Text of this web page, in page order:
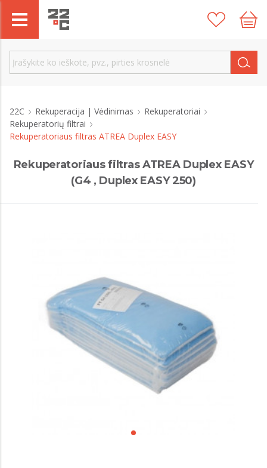
22C Rekuperacija | Vėdinimas
Rekuperatoriai
Rekuperatorių filtrai
Rekuperatoriaus filtras ATREA Duplex EASY
Rekuperatoriaus filtras ATREA Duplex EASY
(G4 , Duplex EASY 250)